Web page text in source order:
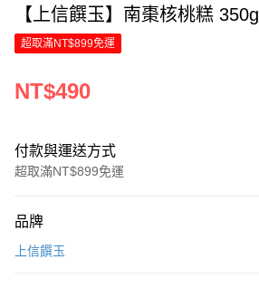
【上信饌玉】南棗核桃糕 350g
超取滿NT$899免運
NT$490
付款與運送方式
超取滿NT$899免運
信用卡一次付款
品牌
上信饌玉